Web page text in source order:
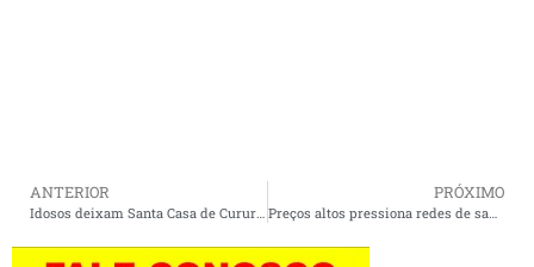
ANTERIOR
Idosos deixam Santa Casa de Cururupu, após serem curados da covid-19.
PRÓXIMO
Preços altos pressiona redes de saúde e ameaça ações contra a covid no Brasil, “municípios podem entrar em colapso”.